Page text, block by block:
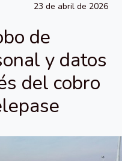
23 de abril de 2026
de
y datos
del cobro